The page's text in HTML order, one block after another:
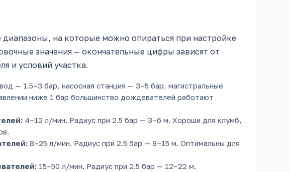
на которые можно опираться при настройке
значения — окончательные цифры зависят от
и условий участка.
— 1.5–3 бар, насосная станция — 3–5 бар, магистральные
ниже 1 бар большинство дождевателей работают
4–12 л/мин. Радиус при 2.5 бар — 3–6 м. Хороши для клумб,
8–25 л/мин. Радиус при 2.5 бар — 8–15 м. Оптимальны для
15–50 л/мин. Радиус при 2.5 бар — 12–22 м.